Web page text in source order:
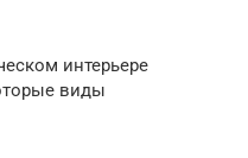
интерьере
виды